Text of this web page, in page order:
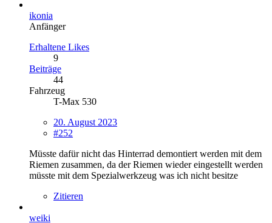
ikonia
Anfänger
Erhaltene Likes
9
Beiträge
44
Fahrzeug
T-Max 530
20. August 2023
#252
Müsste dafür nicht das Hinterrad demontiert werden mit dem
Riemen zusammen, da der Riemen wieder eingestellt werden
müsste mit dem Spezialwerkzeug was ich nicht besitze
Zitieren
weiki